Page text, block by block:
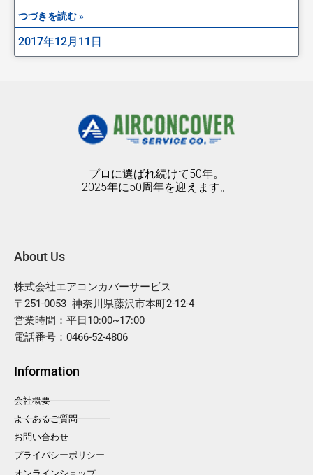
つづきを読む »
2017年12月11日
プロに選ばれ続けて50年。
2025年に50周年を迎えます。
About Us
株式会社エアコンカバーサービス
〒251-0053 神奈川県藤沢市本町2-12-4
営業時間：平日10:00~17:00
電話番号：0466-52-4806
Information
会社概要
よくあるご質問
お問い合わせ
プライバシーポリシー